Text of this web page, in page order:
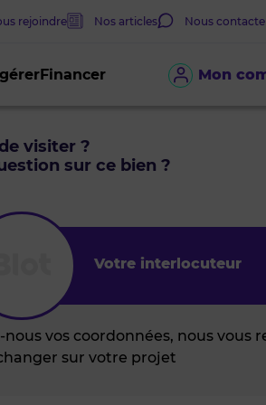
Mon
Financer
rejoindre Nos articles Nous
visiter ?
sur ce bien ?
Votre interlocuteur
nous vos coordonnées, nous vous
sur votre projet